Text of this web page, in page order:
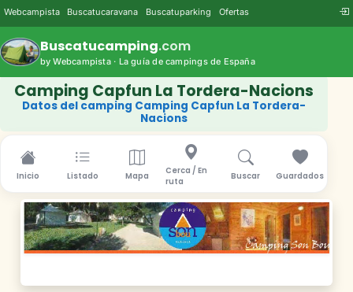
Webcampista Buscatucaravana Buscatuparking Ofertas
Buscatucamping.com
by Webcampista · La guía de campings de España
Camping Capfun La Tordera-Nacions
Datos del camping Camping Capfun La Tordera-
Nacions
Inicio Listado Mapa
Cerca / En
ruta
Buscar Guardados